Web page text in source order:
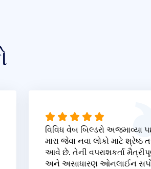
વિવિધ વેબ બિલ્ડરો અજમાવ્યા
મારા જેવા નવા લોકો માટે શ્રેષ્ઠ
આવે છે. તેની વપરાશકર્તા
અને અસાધારણ ઓનલાઈન